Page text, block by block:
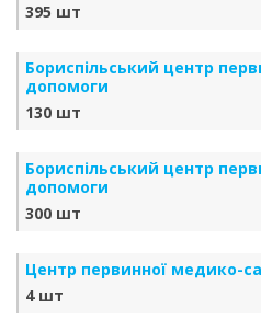
395 шт
Бориспільський центр
допомоги
130 шт
Бориспільський центр
допомоги
300 шт
Центр первинної медико-
4 шт